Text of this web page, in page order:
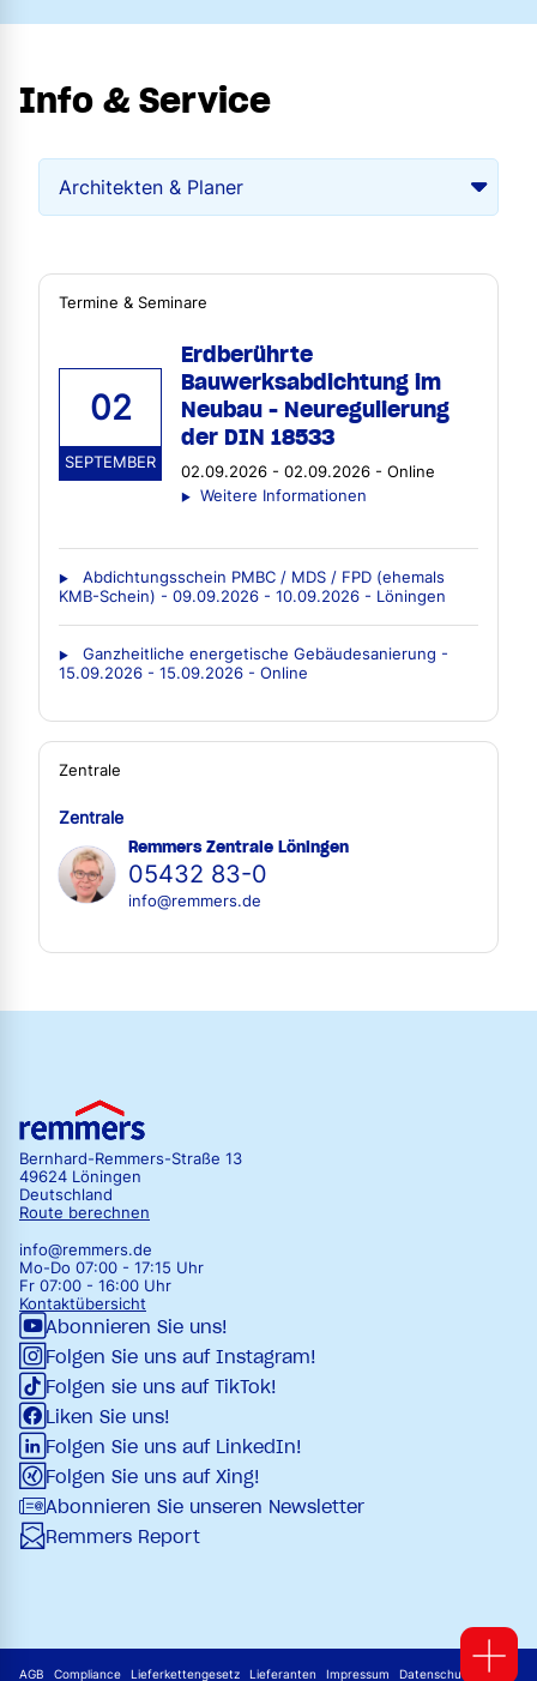
Info & Service
Termine & Seminare
02
SEPTEMBER
Erdberührte
Bauwerksabdichtung im
Neubau - Neuregulierung
der DIN 18533
02.09.2026 - 02.09.2026 - Online
Weitere Informationen
Abdichtungsschein PMBC / MDS / FPD (ehemals
KMB-Schein) - 09.09.2026 - 10.09.2026 - Löningen
Ganzheitliche energetische Gebäudesanierung -
15.09.2026 - 15.09.2026 - Online
Zentrale
Zentrale
Remmers Zentrale Löningen
05432 83-0
info@remmers.de
Bernhard-Remmers-Straße 13
49624 Löningen
Deutschland
Route berechnen
info@remmers.de
Mo-Do 07:00 - 17:15 Uhr
Fr 07:00 - 16:00 Uhr
Kontaktübersicht
Abonnieren Sie uns!
Folgen Sie uns auf Instagram!
Folgen sie uns auf TikTok!
Liken Sie uns!
Folgen Sie uns auf LinkedIn!
Folgen Sie uns auf Xing!
Abonnieren Sie unseren Newsletter
Remmers Report
AGB Compliance Lieferkettengesetz Lieferanten Impressum Datenschutz